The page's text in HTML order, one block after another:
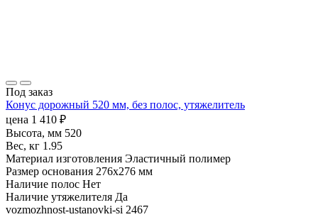
Под заказ
Конус дорожный 520 мм, без полос, утяжелитель
цена 1 410 ₽
Высота, мм 520
Вес, кг 1.95
Материал изготовления Эластичный полимер
Размер основания 276х276 мм
Наличие полос Нет
Наличие утяжелителя Да
vozmozhnost-ustanovki-si 2467